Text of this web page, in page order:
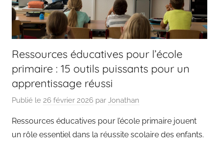
Ressources éducatives pour l’école
primaire : 15 outils puissants pour un
apprentissage réussi
Publié le 26 février 2026 par Jonathan
Ressources éducatives pour l’école primaire jouent
un rôle essentiel dans la réussite scolaire des enfants.